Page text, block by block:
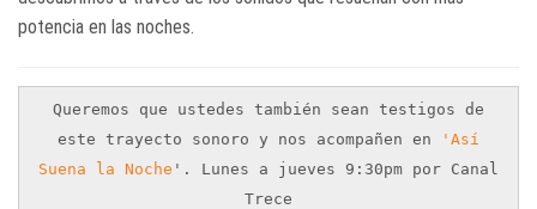
potencia en las noches.
Queremos que ustedes también sean testigos de
este trayecto sonoro y nos acompañen en
'Así
Suena la Noche '. Lunes a jueves 9:30pm por Canal
Trece